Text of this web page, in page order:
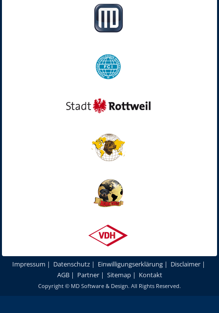
Impressum | Datenschutz | Einwilligungserklärung | Disclaimer |
AGB| Partner| Sitemap| Kontakt
Copyright © MD Software & Design. All Rights Reserved.